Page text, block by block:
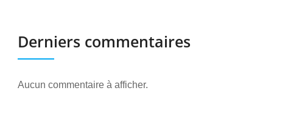
Derniers commentaires
Aucun commentaire à afficher.